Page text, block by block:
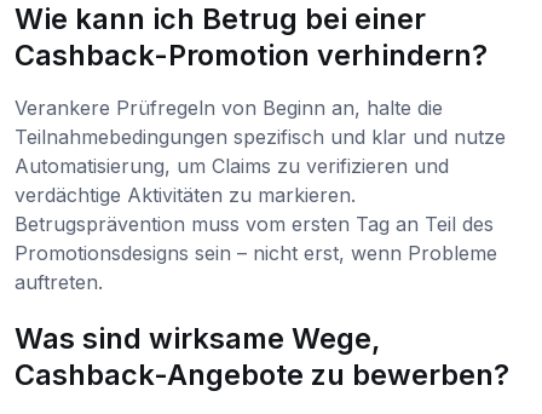
Wie kann ich Betrug bei einer
Cashback-Promotion verhindern?
Verankere Prüfregeln von Beginn an, halte die
Teilnahmebedingungen spezifisch und klar und nutze
Automatisierung, um Claims zu verifizieren und
verdächtige Aktivitäten zu markieren.
Betrugsprävention muss vom ersten Tag an Teil des
Promotionsdesigns sein – nicht erst, wenn Probleme
auftreten.
Was sind wirksame Wege,
Cashback-Angebote zu bewerben?